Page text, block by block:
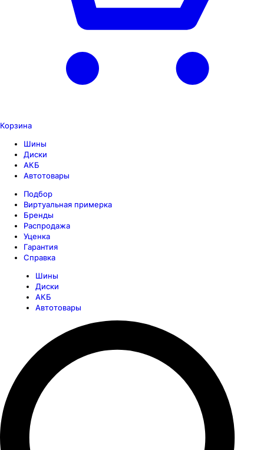
Корзина
Шины
Диски
АКБ
Автотовары
Подбор
Виртуальная примерка
Бренды
Распродажа
Уценка
Гарантия
Справка
Шины
Диски
АКБ
Автотовары